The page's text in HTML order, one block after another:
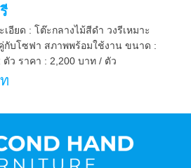
อียด : โต๊ะกลางไม้สีดำ วงรีเหมาะ
กับโซฟา สภาพพร้อมใช้งาน ขนาด :
ว ราคา : 2,200 บาท / ตัว